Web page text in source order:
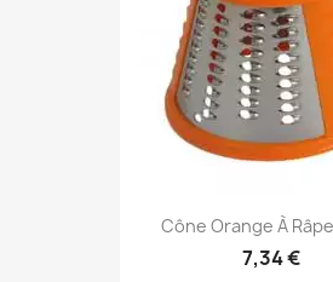
Cône Orange À
7,34 €